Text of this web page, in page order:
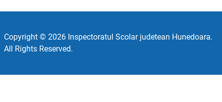
Copyright © 2026 Inspectoratul Scolar judetean Hunedoara.
All Rights Reserved.